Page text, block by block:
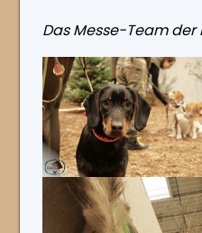
Das Messe-Team